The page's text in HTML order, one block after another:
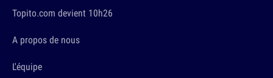
Topito.com devient 10h26
A propos de nous
L'équipe